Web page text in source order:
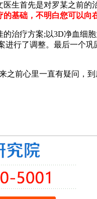
生首先是对罗某之前
基础，不明白您可以向
治疗方案;以3D净血细
行了调整。最后一个巩
之前心里一直有疑问，